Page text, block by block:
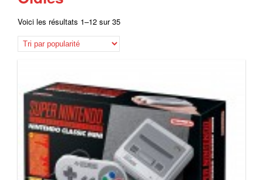
Voici les résultats 1–12 sur 35